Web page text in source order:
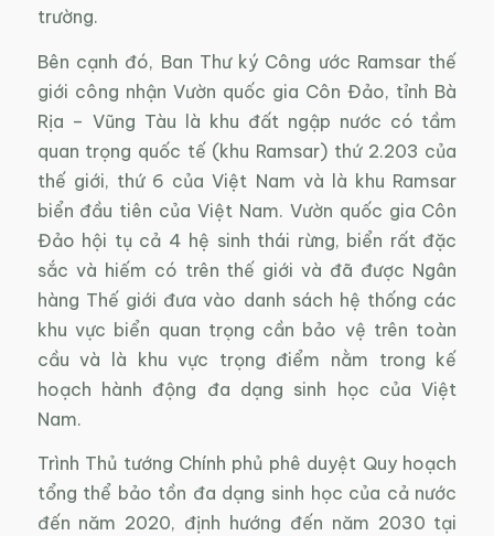
trường.
Bên cạnh đó, Ban Thư ký Công ước Ramsar thế
giới công nhận Vườn quốc gia Côn Đảo, tỉnh Bà
Rịa – Vũng Tàu là khu đất ngập nước có tầm
quan trọng quốc tế (khu Ramsar) thứ 2.203 của
thế giới, thứ 6 của Việt Nam và là khu Ramsar
biển đầu tiên của Việt Nam. Vườn quốc gia Côn
Đảo hội tụ cả 4 hệ sinh thái rừng, biển rất đặc
sắc và hiếm có trên thế giới và đã được Ngân
hàng Thế giới đưa vào danh sách hệ thống các
khu vực biển quan trọng cần bảo vệ trên toàn
cầu và là khu vực trọng điểm nằm trong kế
hoạch hành động đa dạng sinh học của Việt
Nam.
Trình Thủ tướng Chính phủ phê duyệt Quy hoạch
tổng thể bảo tồn đa dạng sinh học của cả nước
đến năm 2020, định hướng đến năm 2030 tại